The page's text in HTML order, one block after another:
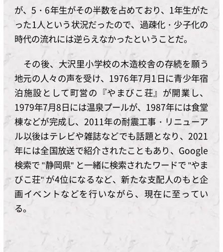
が、5・6年生がその半数を占めており、1年生がた
った1人という状況だったので、過疎化・少子化の
時代の流れには逆らえなかったということだ。
その後、大沢里小学校の木造校舎の存続を願う
地元の人々の声を受け、1976年7月1日に青少年宿
泊施設として町営の『やまびこ荘』が開業し、
1979年7月8日には温泉プールが、1987年には食堂
棟などが完成し、2011年の耐震工事・リニューア
ル以後はテレビや雑誌などでも話題となり、2021
年には全国放送で紹介されたこともあり、Google
検索で "静岡県" と一緒に検索されたワードで "やま
びこ荘" が4位になるなど、新たな支配人のもと企
画イベントなどを行いながら、現在に至ってい
る。